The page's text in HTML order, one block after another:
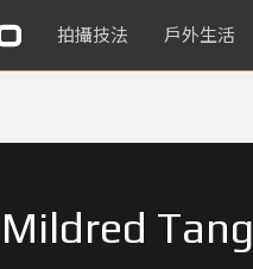
拍攝技法 戶外生活
Mildred Tang